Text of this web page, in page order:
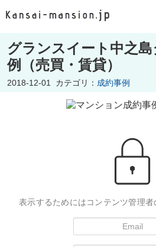
グランスイート中之
例（売買・賃貸）
2018-12-01 カテゴリ： 成約事例